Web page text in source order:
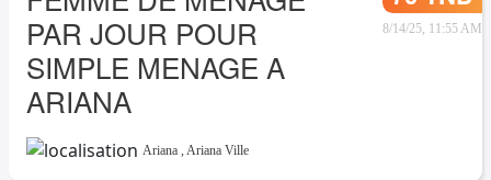
PAR JOUR POUR
SIMPLE MENAGE A
ARIANA
8/14/25, 11:55 AM
Ariana , Ariana Ville